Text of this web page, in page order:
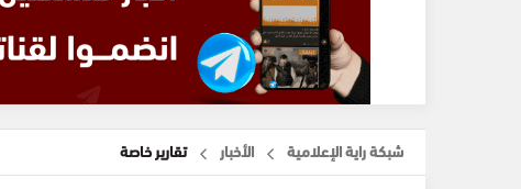
شبكة راية الإعلامية الأخبار تقارير خاصة